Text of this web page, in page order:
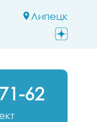
Липецк
62